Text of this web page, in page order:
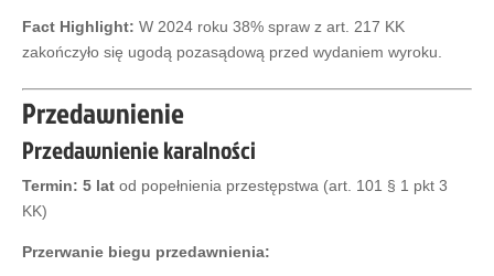
Fact Highlight: W 2024 roku 38% spraw z art. 217 KK
zakończyło się ugodą pozasądową przed wydaniem wyroku.
Przedawnienie
Przedawnienie karalności
Termin: 5 lat od popełnienia przestępstwa (art. 101 § 1 pkt 3
KK)
Przerwanie biegu przedawnienia: